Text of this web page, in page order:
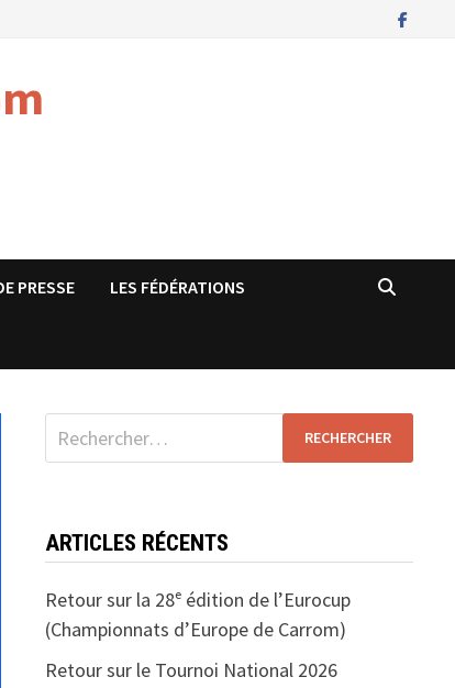
PRESSE LES FÉDÉRATIONS
Rechercher :
ARTICLES RÉCENTS
Retour sur la 28ᵉ édition de l’Eurocup
(Championnats d’Europe de Carrom)
Retour sur le Tournoi National 2026